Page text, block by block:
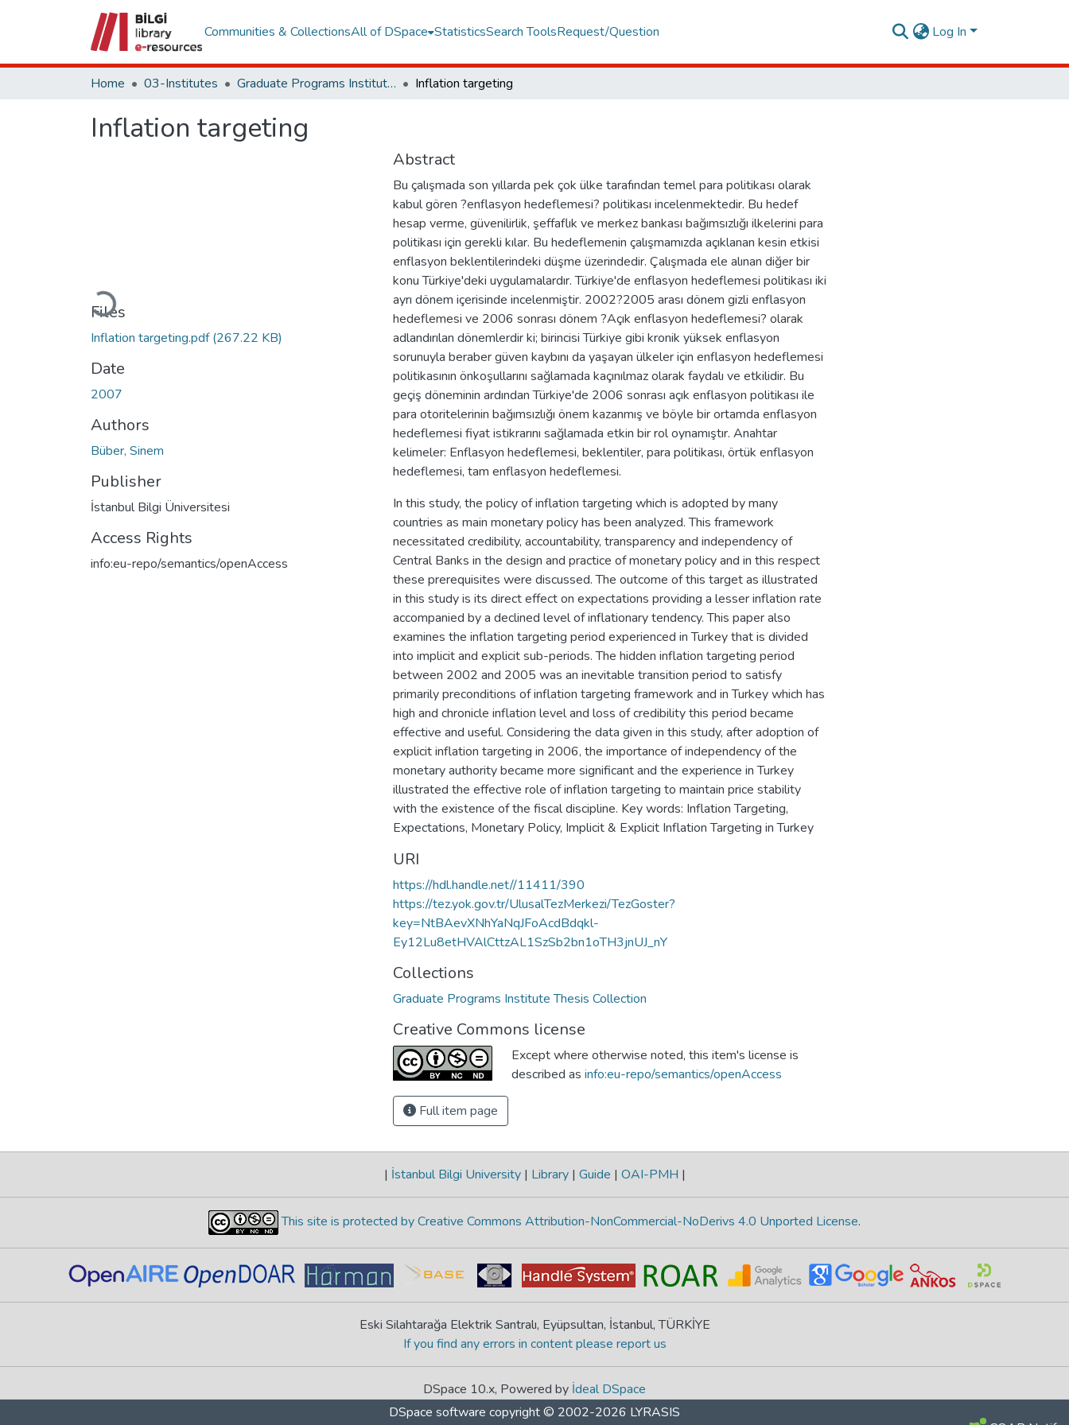
Communities & CollectionsAll of DSpace StatisticsSearch ToolsRequest/Question Log In
Home 03-Institutes Graduate Programs Institute Thesis Collection Inflation targeting
Inflation targeting
Loading...
Files
Inflation targeting.pdf(267.22 KB)
Date
2007
Authors
Büber, Sinem
Publisher
İstanbul Bilgi Üniversitesi
Access Rights
info:eu-repo/semantics/openAccess
Abstract
Bu çalışmada son yıllarda pek çok ülke tarafından temel para politikası olarak
kabul gören ?enflasyon hedeflemesi? politikası incelenmektedir. Bu hedef
hesap verme, güvenilirlik, şeffaflık ve merkez bankası bağımsızlığı ilkelerini para
politikası için gerekli kılar. Bu hedeflemenin çalışmamızda açıklanan kesin etkisi
enflasyon beklentilerindeki düşme üzerindedir. Çalışmada ele alınan diğer bir
konu Türkiye'deki uygulamalardır. Türkiye'de enflasyon hedeflemesi politikası iki
ayrı dönem içerisinde incelenmiştir. 2002?2005 arası dönem gizli enflasyon
hedeflemesi ve 2006 sonrası dönem ?Açık enflasyon hedeflemesi? olarak
adlandırılan dönemlerdir ki; birincisi Türkiye gibi kronik yüksek enflasyon
sorunuyla beraber güven kaybını da yaşayan ülkeler için enflasyon hedeflemesi
politikasının önkoşullarını sağlamada kaçınılmaz olarak faydalı ve etkilidir. Bu
geçiş döneminin ardından Türkiye'de 2006 sonrası açık enflasyon politikası ile
para otoritelerinin bağımsızlığı önem kazanmış ve böyle bir ortamda enflasyon
hedeflemesi fiyat istikrarını sağlamada etkin bir rol oynamıştır. Anahtar
kelimeler: Enflasyon hedeflemesi, beklentiler, para politikası, örtük enflasyon
hedeflemesi, tam enflasyon hedeflemesi.
In this study, the policy of inflation targeting which is adopted by many
countries as main monetary policy has been analyzed. This framework
necessitated credibility, accountability, transparency and independency of
Central Banks in the design and practice of monetary policy and in this respect
these prerequisites were discussed. The outcome of this target as illustrated
in this study is its direct effect on expectations providing a lesser inflation rate
accompanied by a declined level of inflationary tendency. This paper also
examines the inflation targeting period experienced in Turkey that is divided
into implicit and explicit sub-periods. The hidden inflation targeting period
between 2002 and 2005 was an inevitable transition period to satisfy
primarily preconditions of inflation targeting framework and in Turkey which has
high and chronicle inflation level and loss of credibility this period became
effective and useful. Considering the data given in this study, after adoption of
explicit inflation targeting in 2006, the importance of independency of the
monetary authority became more significant and the experience in Turkey
illustrated the effective role of inflation targeting to maintain price stability
with the existence of the fiscal discipline. Key words: Inflation Targeting,
Expectations, Monetary Policy, Implicit & Explicit Inflation Targeting in Turkey
URI
https://hdl.handle.net//11411/390
https://tez.yok.gov.tr/UlusalTezMerkezi/TezGoster?
key=NtBAevXNhYaNqJFoAcdBdqkl-
Ey12Lu8etHVAlCttzAL1SzSb2bn1oTH3jnUJ_nY
Collections
Graduate Programs Institute Thesis Collection
Creative Commons license
Except where otherwise noted, this item's license is
described as info:eu-repo/semantics/openAccess
Full item page
| İstanbul Bilgi University | Library | Guide | OAI-PMH |
This site is protected by Creative Commons Attribution-NonCommercial-NoDerivs 4.0 Unported License.
Eski Silahtarağa Elektrik Santralı, Eyüpsultan, İstanbul, TÜRKİYE
If you find any errors in content please report us
DSpace 10.x, Powered by İdeal DSpace
DSpace software copyright © 2002-2026 LYRASIS